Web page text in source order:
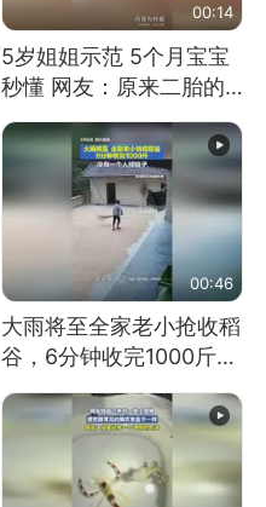
00:14
5岁姐姐示范 5个月宝宝
秒懂 网友：原来二胎的
快乐长这样
00:46
大雨将至全家老小抢收稻
谷，6分钟收完1000斤，
没有一个人掉链子